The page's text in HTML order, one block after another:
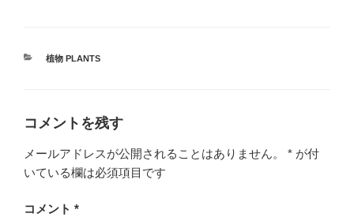
カ
植物 PLANTS
コメントを残す
メールアドレスが公開されることはありません。 * が付
いている欄は必須項目です
コメント *